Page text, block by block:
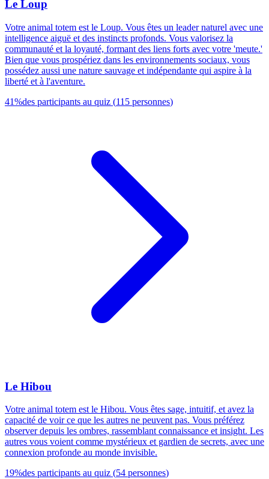
Le Loup
Votre animal totem est le Loup. Vous êtes un leader naturel avec une
intelligence aiguë et des instincts profonds. Vous valorisez la
communauté et la loyauté, formant des liens forts avec votre 'meute.'
Bien que vous prospériez dans les environnements sociaux, vous
possédez aussi une nature sauvage et indépendante qui aspire à la
liberté et à l'aventure.
41%des participants au quiz (115 personnes)
Le Hibou
Votre animal totem est le Hibou. Vous êtes sage, intuitif, et avez la
capacité de voir ce que les autres ne peuvent pas. Vous préférez
observer depuis les ombres, rassemblant connaissance et insight. Les
autres vous voient comme mystérieux et gardien de secrets, avec une
connexion profonde au monde invisible.
19%des participants au quiz (54 personnes)